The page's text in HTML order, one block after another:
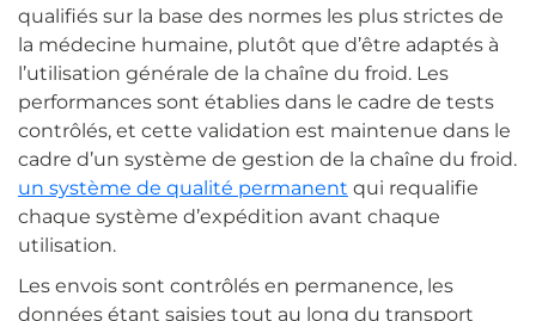
qualifiés sur la base des normes les plus strictes de
la médecine humaine, plutôt que d’être adaptés à
l’utilisation générale de la chaîne du froid. Les
performances sont établies dans le cadre de tests
contrôlés, et cette validation est maintenue dans le
cadre d’un système de gestion de la chaîne du froid.
un système de qualité permanent qui requalifie
chaque système d’expédition avant chaque
utilisation.
Les envois sont contrôlés en permanence, les
données étant saisies tout au long du transport